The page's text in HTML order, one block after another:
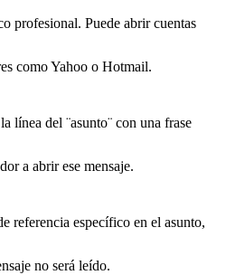
profesional. Puede abrir cuentas
como Yahoo o Hotmail.
línea del ¨asunto¨ con una frase
a abrir ese mensaje.
referencia específico en el asunto,
no será leído.